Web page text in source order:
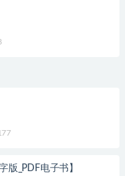
版_PDF电子书】